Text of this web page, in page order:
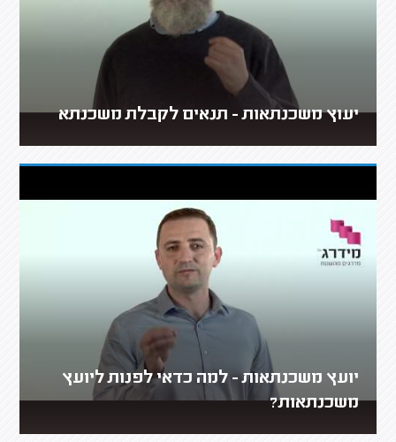
יעוץ משכנתאות - תנאים לקבלת משכנתא
יועץ משכנתאות - למה כדאי לפנות ליועץ
משכנתאות?